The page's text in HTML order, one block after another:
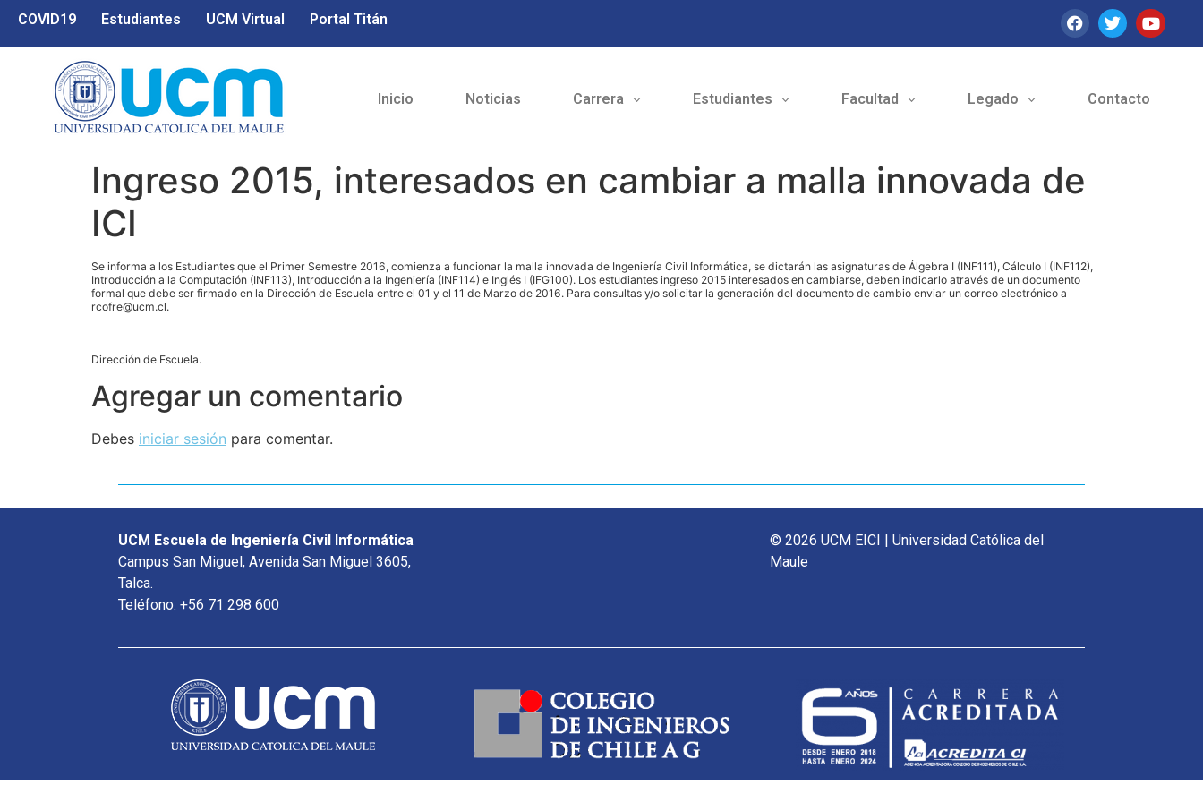
COVID19 Estudiantes UCM Virtual Portal Titán
Inicio Noticias Carrera Estudiantes Facultad Legado Contacto
Ingreso 2015, interesados en cambiar a malla innovada de
ICI
Se informa a los Estudiantes que el Primer Semestre 2016, comienza a funcionar la malla innovada de Ingeniería Civil Informática, se dictarán las asignaturas de Álgebra I (INF111), Cálculo I (INF112),
Introducción a la Computación (INF113), Introducción a la Ingeniería (INF114) e Inglés I (IFG100). Los estudiantes ingreso 2015 interesados en cambiarse, deben indicarlo através de un documento
formal que debe ser firmado en la Dirección de Escuela entre el 01 y el 11 de Marzo de 2016. Para consultas y/o solicitar la generación del documento de cambio enviar un correo electrónico a
rcofre@ucm.cl.
Dirección de Escuela.
Agregar un comentario
Debes iniciar sesión para comentar.
UCM Escuela de Ingeniería Civil Informática
Campus San Miguel, Avenida San Miguel 3605,
Talca.
Teléfono: +56 71 298 600
© 2026 UCM EICI | Universidad Católica del
Maule